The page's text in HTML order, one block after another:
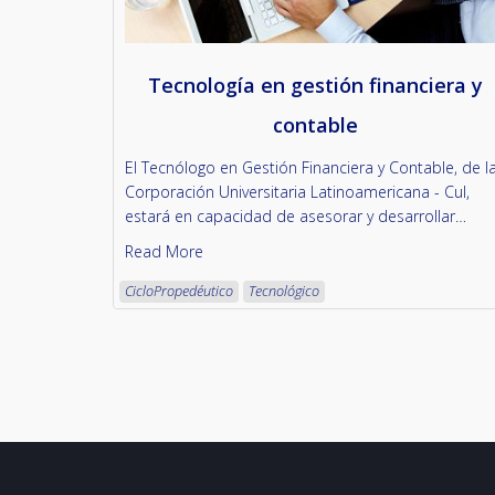
Tecnología en gestión financiera y
contable
El Tecnólogo en Gestión Financiera y Contable, de
Corporación Universitaria Latinoamericana - Cul,
estará en capacidad de asesorar y desarrollar…
Read More
CicloPropedéutico Tecnológico